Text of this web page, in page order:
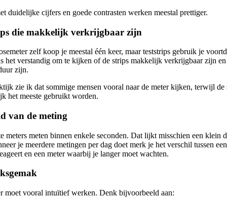
duidelijke cijfers en goede contrasten werken meestal prettiger.
die makkelijk verkrijgbaar zijn
zelf koop je meestal één keer, maar teststrips gebruik je
het verstandig om te kijken of de strips makkelijk verkrijgbaar zijn
zijn.
zie ik dat sommige mensen vooral naar de meter kijken, terwijl de
het meeste gebruikt worden.
van de meting
meters meten binnen enkele seconden. Dat lijkt misschien een klein
je meerdere metingen per dag doet merk je het verschil tussen
en een meter waarbij je langer moet wachten.
moet vooral intuïtief werken. Denk bijvoorbeeld aan: